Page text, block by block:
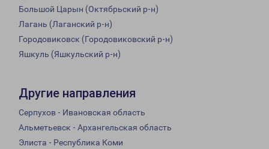
Большой Царын (Октябрьский р-н)
Лагань (Лаганский р-н)
Городовиковск (Городовиковский р-н)
Яшкуль (Яшкульский р-н)
Другие направления
Серпухов - Ивановская область
Альметьевск - Архангельская область
Элиста - Республика Коми